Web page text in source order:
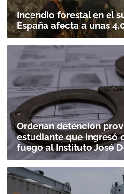
Incendio forestal en el
España afecta a unas
Ordenan detención
estudiante que ingresó
fuego al Instituto José